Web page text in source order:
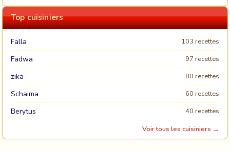
Top cuisiniers
Falla 103 recettes
Fadwa 97 recettes
zika 80 recettes
Schaima 60 recettes
Berytus
40 recettes
Voir tous les cuisiniers →